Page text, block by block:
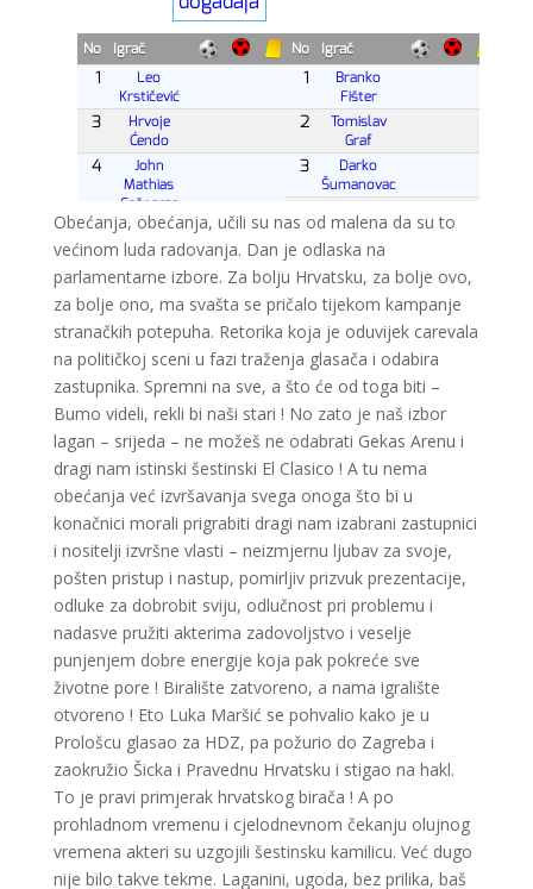
Obećanja, obećanja, učili su nas od malena da su to
većinom luda radovanja. Dan je odlaska na
parlamentarne izbore. Za bolju Hrvatsku, za bolje ovo,
za bolje ono, ma svašta se pričalo tijekom kampanje
stranačkih potepuha. Retorika koja je oduvijek carevala
na političkoj sceni u fazi traženja glasača i odabira
zastupnika. Spremni na sve, a što će od toga biti –
Bumo videli, rekli bi naši stari ! No zato je naš izbor
lagan – srijeda – ne možeš ne odabrati Gekas Arenu i
dragi nam istinski šestinski El Clasico ! A tu nema
obećanja već izvršavanja svega onoga što bi u
konačnici morali prigrabiti dragi nam izabrani zastupnici
i nositelji izvršne vlasti – neizmjernu ljubav za svoje,
pošten pristup i nastup, pomirljiv prizvuk prezentacije,
odluke za dobrobit sviju, odlučnost pri problemu i
nadasve pružiti akterima zadovoljstvo i veselje
punjenjem dobre energije koja pak pokreće sve
životne pore ! Biralište zatvoreno, a nama igralište
otvoreno ! Eto Luka Maršić se pohvalio kako je u
Prološcu glasao za HDZ, pa požurio do Zagreba i
zaokružio Šicka i Pravednu Hrvatsku i stigao na hakl.
To je pravi primjerak hrvatskog birača ! A po
prohladnom vremenu i cjelodnevnom čekanju olujnog
vremena akteri su uzgojili šestinsku kamilicu. Već dugo
nije bilo takve tekme. Laganini, ugoda, bez prilika, baš